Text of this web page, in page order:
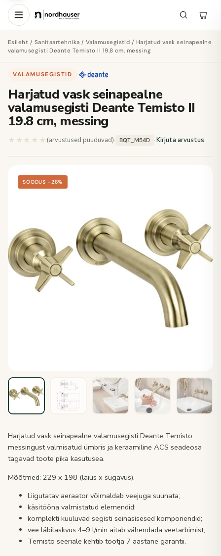
Esileht / Sanitaartehnika / Valamusegistid / Harjatud vask seinapealne
valamusegisti Deante Temisto II 19.8 cm, messing
VALAMUSEGISTID ·
Harjatud vask seinapealne
valamusegisti Deante Temisto II
19.8 cm, messing
★★★★★ ★★★★★
(arvustused puuduvad)· BQT_M54D ·Kirjuta arvustus
SOODUS −28%
Harjatud vask seinapealne valamusegisti Deante Temisto
messingust valmisatud ümbris ja keraamiline ACS seadeosa
tagavad toote pika kasutusea.
Mõõtmed: 229 x 198 (laius x sügavus).
Liigutatav aeraator võimaldab veejuga suunata;
käsitööna valmistatud elemendid;
komplekti kuuluvad segisti seinasisesed komponendid;
vee läbilaskvus 4–9 l/min aitab vähendada veetarbimist;
Temisto seeriale kehtib tootja 7 aastane garantii.